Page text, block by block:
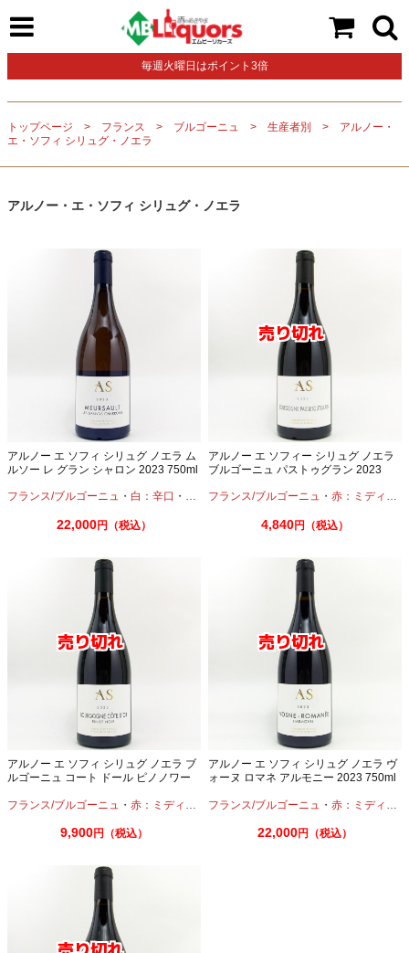
毎週火曜日はポイント3倍
トップページ フランス ブルゴーニュ 生産者別
アルノー・
エ・ソフィ シリュグ・ノエラ
アルノー・エ・ソフィ シリュグ・ノエラ
アルノー エ ソフィ シリュグ ノエラ ム
ルソー レ グラン シャロン 2023 750ml
フランス/ブルゴーニュ ・ 白：辛口 ・ シャルドネ
22,000円（税込）
アルノー エ ソフィー シリュグ ノエラ
ブルゴーニュ パストゥグラン 2023
フランス/ブルゴーニュ ・赤：ミディアムボディ
4,840円（税込）
アルノー エ ソフィ シリュグ ノエラ ブ
ルゴーニュ コート ドール ピノノワー
フランス/ブルゴーニュ ・ 赤：ミディアムボディ ・ピノノワール
9,900円（税込）
アルノー エ ソフィ シリュグ ノエラ ヴ
ォーヌ ロマネ アルモニー 2023 750ml
フランス/ブルゴーニュ ・赤：ミディアムボディ
22,000円（税込）